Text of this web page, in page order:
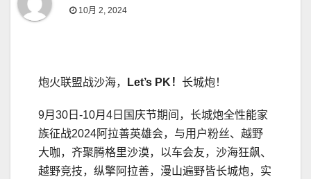
10月 2, 2024
炮火联盟战沙海， Let’s PK！ 长城炮！
9月30日-10月4日国庆节期间，长城炮全性能家
族征战2024阿拉善英雄会，与用户粉丝、越野
大咖，齐聚腾格里沙漠，以车会友，沙海狂飙、
越野竞技，纵擎阿拉善，漫山遍野皆长城炮，实